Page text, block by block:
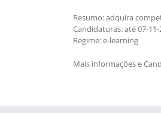
Resumo: adquira
Candidaturas: até 07-
Regime: e-learning
Mais informações e